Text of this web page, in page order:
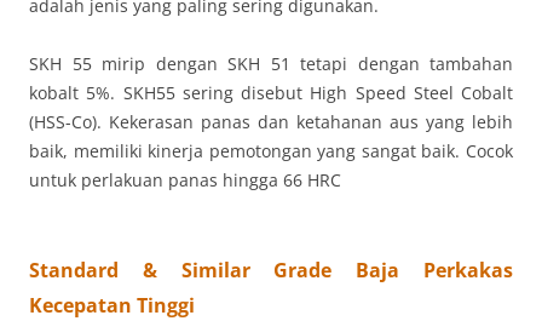
adalah jenis yang paling sering digunakan.
SKH 55 mirip dengan SKH 51 tetapi dengan tambahan
kobalt 5%. SKH55 sering disebut High Speed ​​Steel Cobalt
(HSS-Co). Kekerasan panas dan ketahanan aus yang lebih
baik, memiliki kinerja pemotongan yang sangat baik. Cocok
untuk perlakuan panas hingga 66 HRC
Standard & Similar Grade Baja Perkakas
Kecepatan Tinggi